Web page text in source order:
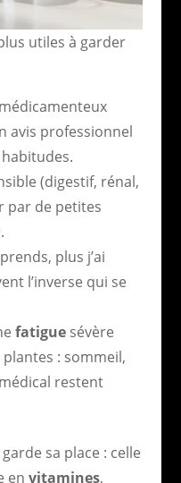
utiles à garder
avis professionnel
(digestif, rénal,
par de petites
plus j’ai
l’inverse qui se
fatiguesévère
: sommeil,
restent
sa place : celle
en vitamines,